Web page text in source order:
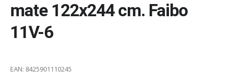
mate 122x244 cm. Faibo
11V-6
EAN: 8425901110245